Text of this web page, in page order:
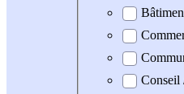
Conseil